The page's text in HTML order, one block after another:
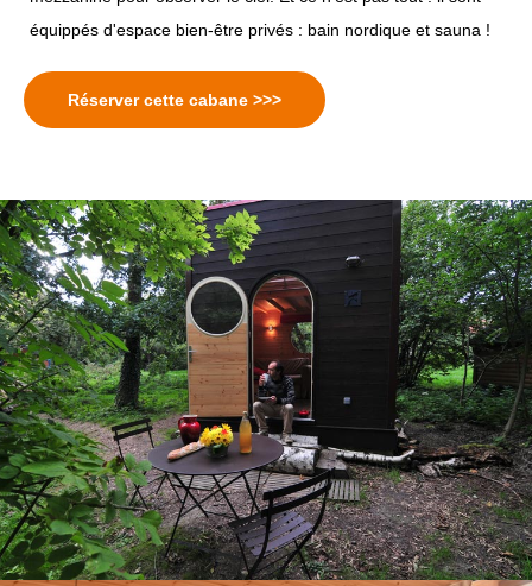
équippés d'espace bien-être privés : bain nordique et sauna !
Réserver cette cabane >>>